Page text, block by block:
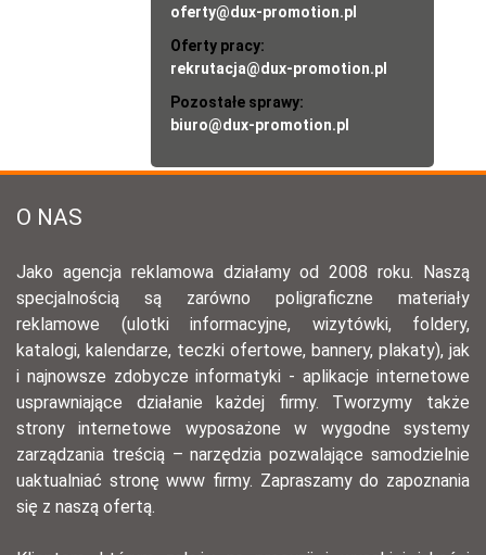
oferty@dux-promotion.pl
Oferty pracy:
rekrutacja@dux-promotion.pl
Pozostałe sprawy:
biuro@dux-promotion.pl
O NAS
Jako agencja reklamowa działamy od 2008 roku. Naszą
specjalnością są zarówno poligraficzne materiały
reklamowe (ulotki informacyjne, wizytówki, foldery,
katalogi, kalendarze, teczki ofertowe, bannery, plakaty), jak
i najnowsze zdobycze informatyki - aplikacje internetowe
usprawniające działanie każdej firmy. Tworzymy także
strony internetowe wyposażone w wygodne systemy
zarządzania treścią – narzędzia pozwalające samodzielnie
uaktualniać stronę www firmy. Zapraszamy do zapoznania
się z naszą ofertą.